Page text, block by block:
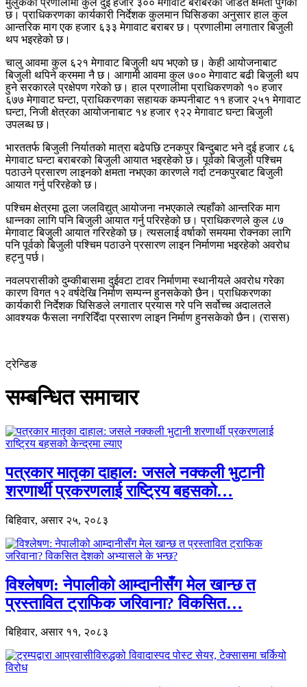
मुलुकको प्रणालीमा कुल दुई हजार ३०० मेगावाट बराबरको जडित क्षमता पुगेको
छ। प्राधिकरणका कार्यकारी निर्देशक कुलमान घिसिङका अनुसार हाल कुल
आन्तरिक माग एक हजार ६३३ मेगावाट बराबर छ। प्रणालीमा लगातार बिजुली
थप भइरहेको छ।
चालु आवमा कुल ६२१ मेगावाट बिजुली थप भएको छ। केही आयोजनाबाट
बिजुली थपिने क्रममा नै छ। आगामी आवमा कुल ७०० मेगावाट बढी बिजुली थप
हुने सरकारले प्रक्षेपण गरेको छ। हाल प्रणालीमा प्राधिकरणको १० हजार
६७७ मेगावाट घन्टा, प्राधिकरणका सहायक कम्पनीबाट ११ हजार २५१ मेगावाट
घन्टा, निजी क्षेत्रका आयोजनाबाट १४ हजार ९२२ मेगावाट घन्टा बिजुली
उपलब्ध छ।
भारततर्फ बिजुली निर्यातको मात्रा बढेपछि टनकपुर बिन्दुबाट भने दुई हजार ८६
मेगावाट घन्टा बराबरको बिजुली आयात भइरहेको छ। पूर्वको बिजुली पश्चिम
पठाउने प्रसारण लाइनको क्षमता नभएका कारणले गर्दा टनकपुरबाट बिजुली
आयात गर्नु परिरहेको छ।
पश्चिम क्षेत्रमा ठूला जलविद्युत् आयोजना नभएकाले त्यहाँको आन्तरिक माग
धान्नका लागि पनि बिजुली आयात गर्नु परिरहेको छ। प्राधिकरणले कुल ८७
मेगावाट बिजुली आयात गरिरहेको छ। त्यसलाई वर्षाको समयमा रोक्नका लागि
पनि पूर्वको बिजुली पश्चिम पठाउने प्रसारण लाइन निर्माणमा भइरहेको अवरोध
हट्नु पर्छ।
नवलपरासीको दुम्कीबासमा दुईवटा टावर निर्माणमा स्थानीयले अवरोध गरेका
कारण विगत १२ वर्षदेखि निर्माण सम्पन्न हुनसकेको छैन। प्राधिकरणका
कार्यकारी निर्देशक घिसिङले लगातार प्रयास गरे पनि सर्वोच्च अदालतले
आवश्यक फैसला नगरिदिँदा प्रसारण लाइन निर्माण हुनसकेको छैन। (रासस)
ट्रेन्डिङ
सम्बन्धित समाचार
पत्रकार मातृका दाहाल: जसले नक्कली भुटानी
शरणार्थी प्रकरणलाई राष्ट्रिय बहसको…
बिहिवार, असार २५, २०८३
विश्लेषण: नेपालीको आम्दानीसँग मेल खान्छ त
प्रस्तावित ट्राफिक जरिवाना? विकसित…
बिहिवार, असार ११, २०८३